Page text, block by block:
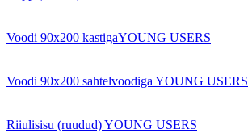
Voodi 90x200 kastigaYOUNG USERS
Voodi 90x200 sahtelvoodiga YOUNG USERS
Riiulisisu (ruudud) YOUNG USERS